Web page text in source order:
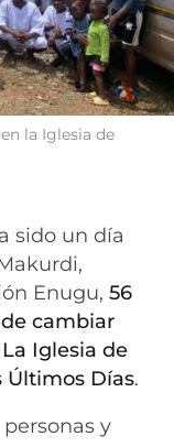
la Iglesia de
sido un día
Enugu, 56
cambiar
Iglesia de
Últimos Días.